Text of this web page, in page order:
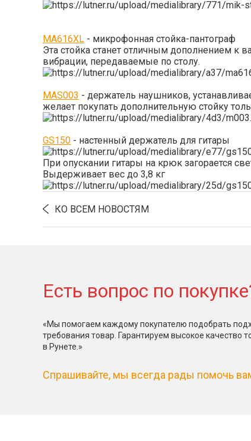
MA616XL - микрофонная стойка-пантограф
Эта стойка станет отличным дополнением к
вибрации, передаваемые по столу.
MAS003 - держатель наушников,
желает покупать дополнительную стойку
GS150 - настенный держатель для гитары
При опускании гитары на крюк загорается
Выдерживает вес до 3,8 кг
КО ВСЕМ НОВОСТЯМ
Есть вопрос по
«Мы помогаем каждому покупателю подобрать
требования товар. Гарантируем высокое качество
в Рунете.»
Спрашивайте, мы всегда рады помочь